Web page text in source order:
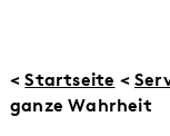
<Startseite <
ganze Wahrheit